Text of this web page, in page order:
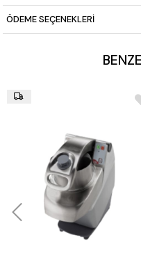
Başlat/Durdur
Taşıma Kolları
: 325 × 540 ×
ÖDEME SEÇENEKLERI